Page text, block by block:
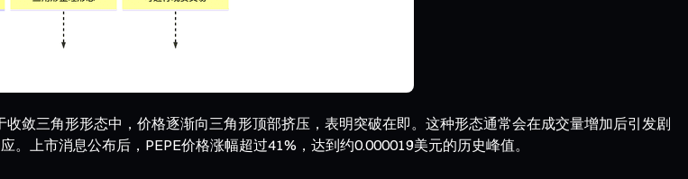
敛三角形形态中，价格逐渐向三角形顶部挤压，表明突破在即。这种形态通常会在成交量增加后引发剧
上市消息公布后，PEPE价格涨幅超过41%，达到约0.000019美元的历史峰值。